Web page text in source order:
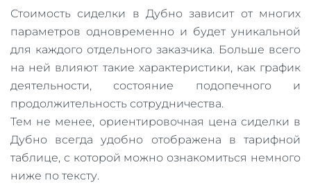
Стоимость сиделки в Дубно зависит от многих
параметров одновременно и будет уникальной
для каждого отдельного заказчика. Больше всего
на ней влияют такие характеристики, как график
деятельности, состояние подопечного и
продолжительность сотрудничества.
Тем не менее, ориентировочная цена сиделки в
Дубно всегда удобно отображена в тарифной
таблице, с которой можно ознакомиться немного
ниже по тексту.